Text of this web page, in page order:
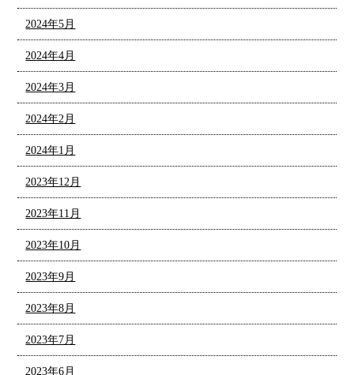
2024年5月
2024年4月
2024年3月
2024年2月
2024年1月
2023年12月
2023年11月
2023年10月
2023年9月
2023年8月
2023年7月
2023年6月